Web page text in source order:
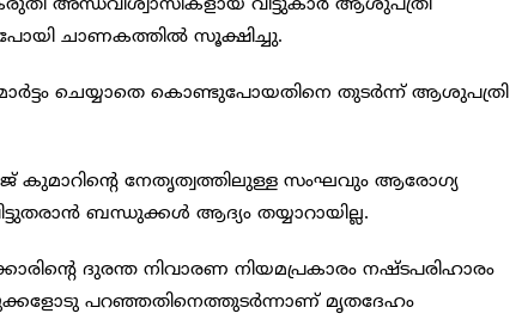
അന്ധവിശ്വാസികളായ വീട്ടുകാര്‍ ആശുപത്രി
ചാണകത്തില്‍ സൂക്ഷിച്ചു.
ചെയ്യാതെ കൊണ്ടുപോയതിനെ തുടര്‍ന്ന് ആശുപത്രി
നേതൃത്വത്തിലുള്ള സംഘവും ആരോഗ്യ
ബന്ധുക്കള്‍ ആദ്യം തയ്യാറായില്ല.
ദുരന്ത നിവാരണ നിയമപ്രകാരം നഷ്ടപരിഹാരം
പറഞ്ഞതിനെത്തുടര്‍ന്നാണ് മൃതദേഹം